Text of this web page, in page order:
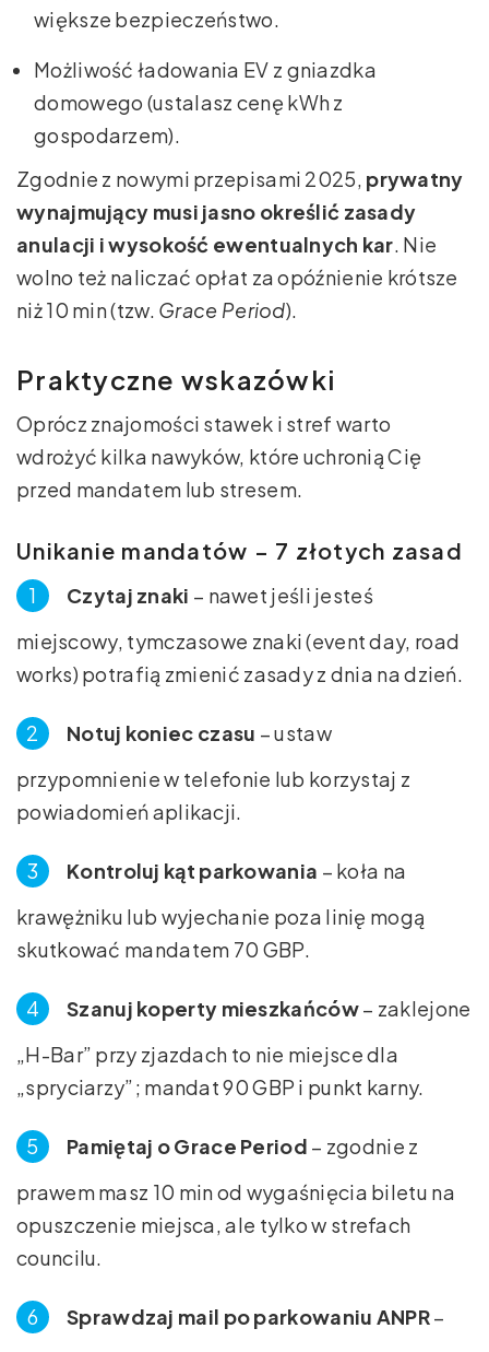
większe bezpieczeństwo.
Możliwość ładowania EV z gniazdka
domowego (ustalasz cenę kWh z
gospodarzem).
Zgodnie z nowymi przepisami 2025, prywatny
wynajmujący musi jasno określić zasady
anulacji i wysokość ewentualnych kar . Nie
wolno też naliczać opłat za opóźnienie krótsze
niż 10 min (tzw. Grace Period).
Praktyczne wskazówki
Oprócz znajomości stawek i stref warto
wdrożyć kilka nawyków, które uchronią Cię
przed mandatem lub stresem.
Unikanie mandatów – 7 złotych zasad
Czytaj znaki – nawet jeśli jesteś
miejscowy, tymczasowe znaki (event day, road
works) potrafią zmienić zasady z dnia na dzień.
Notuj koniec czasu – ustaw
przypomnienie w telefonie lub korzystaj z
powiadomień aplikacji.
Kontroluj kąt parkowania – koła na
krawężniku lub wyjechanie poza linię mogą
skutkować mandatem 70 GBP.
Szanuj koperty mieszkańców– zaklejone
„H-Bar” przy zjazdach to nie miejsce dla
„spryciarzy”; mandat 90 GBP i punkt karny.
Pamiętaj o Grace Period – zgodnie z
prawem masz 10 min od wygaśnięcia biletu na
opuszczenie miejsca, ale tylko w strefach
councilu.
Sprawdzaj mail po parkowaniu ANPR–